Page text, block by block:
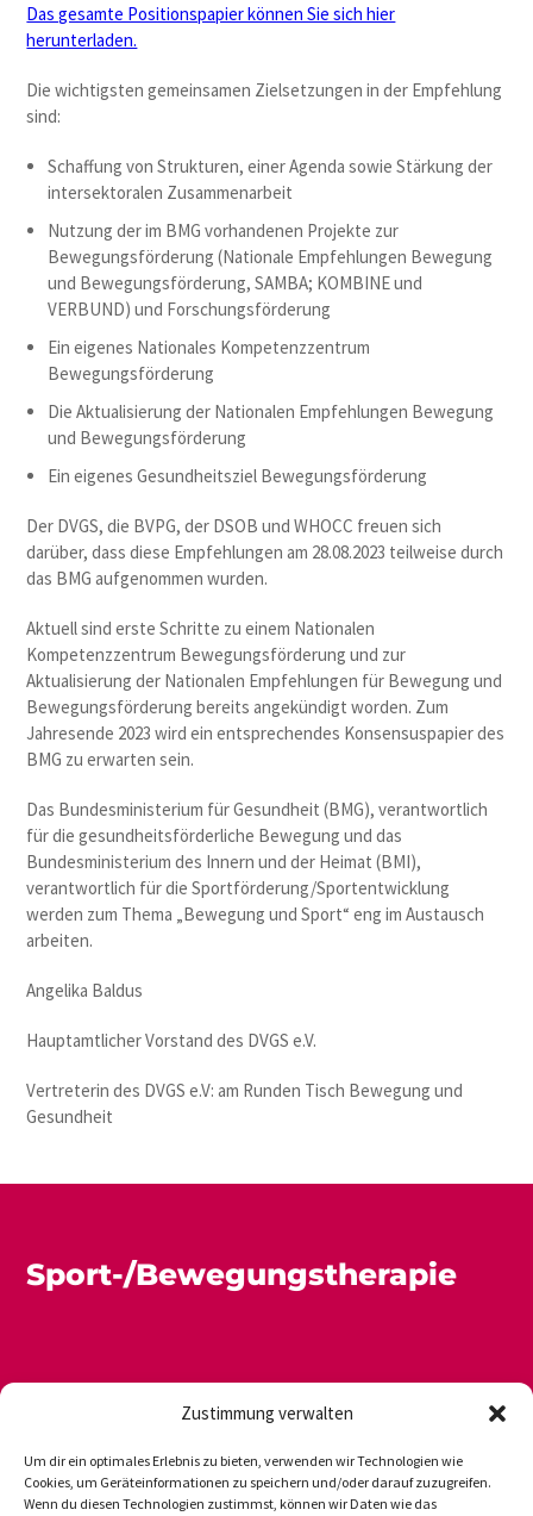
Zustimmung verwalten
Um dir ein optimales Erlebnis zu bieten, verwenden wir Technologien wie
Cookies, um Geräteinformationen zu speichern und/oder darauf zuzugreifen.
Wenn du diesen Technologien zustimmst, können wir Daten wie das
Das gesamte Positionspapier können Sie sich hier
herunterladen.
Die wichtigsten gemeinsamen Zielsetzungen in der Empfehlung
sind:
Schaffung von Strukturen, einer Agenda sowie Stärkung der
intersektoralen Zusammenarbeit
Nutzung der im BMG vorhandenen Projekte zur
Bewegungsförderung (Nationale Empfehlungen Bewegung
und Bewegungsförderung, SAMBA; KOMBINE und
VERBUND) und Forschungsförderung
Ein eigenes Nationales Kompetenzzentrum
Bewegungsförderung
Die Aktualisierung der Nationalen Empfehlungen Bewegung
und Bewegungsförderung
Ein eigenes Gesundheitsziel Bewegungsförderung
Der DVGS, die BVPG, der DSOB und WHOCC freuen sich
darüber, dass diese Empfehlungen am 28.08.2023 teilweise durch
das BMG aufgenommen wurden.
Aktuell sind erste Schritte zu einem Nationalen
Kompetenzzentrum Bewegungsförderung und zur
Aktualisierung der Nationalen Empfehlungen für Bewegung und
Bewegungsförderung bereits angekündigt worden. Zum
Jahresende 2023 wird ein entsprechendes Konsensuspapier des
BMG zu erwarten sein.
Das Bundesministerium für Gesundheit (BMG), verantwortlich
für die gesundheitsförderliche Bewegung und das
Bundesministerium des Innern und der Heimat (BMI),
verantwortlich für die Sportförderung/Sportentwicklung
werden zum Thema „Bewegung und Sport“ eng im Austausch
arbeiten.
Angelika Baldus
Hauptamtlicher Vorstand des DVGS e.V.
Vertreterin des DVGS e.V: am Runden Tisch Bewegung und
Gesundheit
Sport-/Bewegungstherapie